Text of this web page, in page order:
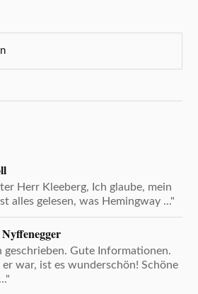
Herr Kleeberg, Ich glaube, mein
alles gelesen, was Hemingway ..."
geschrieben. Gute Informationen.
war, ist es wunderschön! Schöne